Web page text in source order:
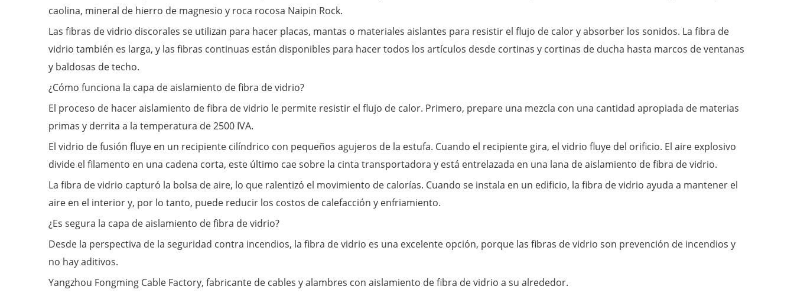
caolina, mineral de hierro de magnesio y roca rocosa Naipin Rock.
Las fibras de vidrio discorales se utilizan para hacer placas, mantas o materiales aislantes para resistir el flujo de calor y absorber los sonidos. La fibra de
vidrio también es larga, y las fibras continuas están disponibles para hacer todos los artículos desde cortinas y cortinas de ducha hasta marcos de ventanas
y baldosas de techo.
¿Cómo funciona la capa de aislamiento de fibra de vidrio?
El proceso de hacer aislamiento de fibra de vidrio le permite resistir el flujo de calor. Primero, prepare una mezcla con una cantidad apropiada de materias
primas y derrita a la temperatura de 2500 IVA.
El vidrio de fusión fluye en un recipiente cilíndrico con pequeños agujeros de la estufa. Cuando el recipiente gira, el vidrio fluye del orificio. El aire explosivo
divide el filamento en una cadena corta, este último cae sobre la cinta transportadora y está entrelazada en una lana de aislamiento de fibra de vidrio.
La fibra de vidrio capturó la bolsa de aire, lo que ralentizó el movimiento de calorías. Cuando se instala en un edificio, la fibra de vidrio ayuda a mantener el
aire en el interior y, por lo tanto, puede reducir los costos de calefacción y enfriamiento.
¿Es segura la capa de aislamiento de fibra de vidrio?
Desde la perspectiva de la seguridad contra incendios, la fibra de vidrio es una excelente opción, porque las fibras de vidrio son prevención de incendios y
no hay aditivos.
Yangzhou Fongming Cable Factory, fabricante de cables y alambres con aislamiento de fibra de vidrio a su alrededor.